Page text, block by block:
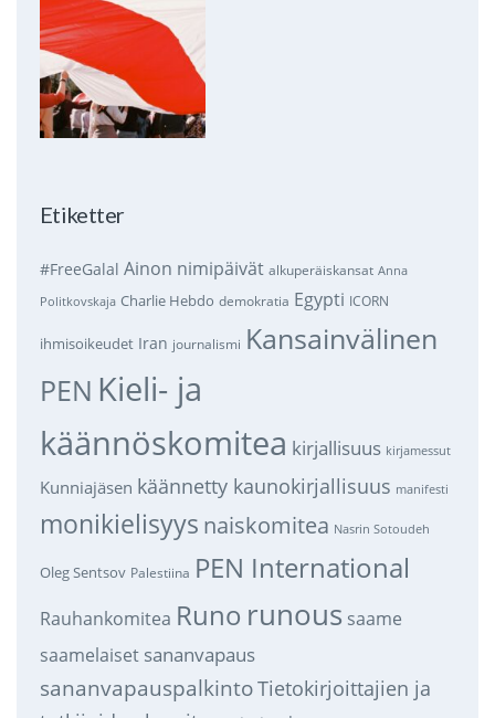
Etiketter
#FreeGalal Ainon nimipäivät alkuperäiskansat Anna
Politkovskaja Charlie Hebdo demokratia Egypti ICORN
ihmisoikeudet Iran journalismi Kansainvälinen
PEN Kieli- ja
käännöskomitea kirjallisuus kirjamessut
Kunniajäsen käännetty kaunokirjallisuus manifesti
monikielisyys naiskomitea Nasrin Sotoudeh
Oleg Sentsov Palestiina PEN International
Rauhankomitea Runo runous saame
saamelaiset sananvapaus
sananvapauspalkintoTietokirjoittajien ja